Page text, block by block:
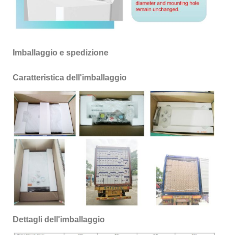
Imballaggio e spedizione
Caratteristica dell'imballaggio
Dettagli dell'imballaggio